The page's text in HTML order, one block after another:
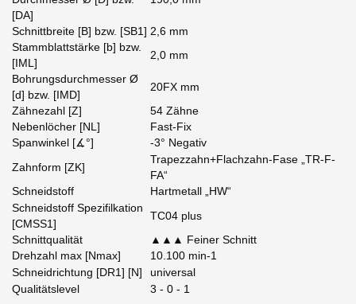
[DA]
Schnittbreite [B] bzw. [SB1] 2,6 mm
Stammblattstärke [b] bzw.
[IML]
2,0 mm
Bohrungsdurchmesser Ø
[d] bzw. [IMD]
20FX mm
Zähnezahl [Z]
54 Zähne
Nebenlöcher [NL]
Fast-Fix
Spanwinkel [∡°]
-3° Negativ
Zahnform [ZK]
Trapezzahn+Flachzahn-Fase „TR-F-
FA“
Schneidstoff
Hartmetall „HW“
Schneidstoff Spezifilkation
[CMSS1]
TC04 plus
Schnittqualität
▲▲▲ Feiner Schnitt
Drehzahl max [Nmax]
10.100 min-1
Schneidrichtung [DR1] [N]
universal
Qualitätslevel
3 - 0 - 1